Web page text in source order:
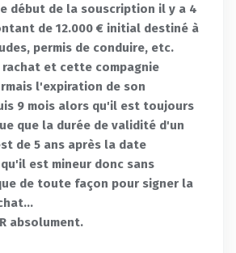
début de la souscription il y a 4
de 12.000 € initial destiné à
permis de conduire, etc.
rachat et cette compagnie
l'expiration de son
9 mois alors qu'il est toujours
que la durée de validité d'un
de 5 ans après la date
est mineur donc sans
de toute façon pour signer la
absolument.